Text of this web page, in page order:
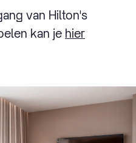
van Hilton's
kan je hier